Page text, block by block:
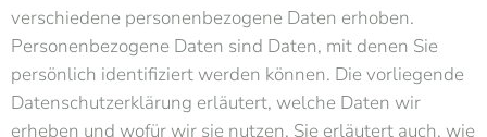
verschiedene personenbezogene Daten erhoben.
Personenbezogene Daten sind Daten, mit denen Sie
persönlich identifiziert werden können. Die vorliegende
Datenschutzerklärung erläutert, welche Daten wir
erheben und wofür wir sie nutzen. Sie erläutert auch, wie